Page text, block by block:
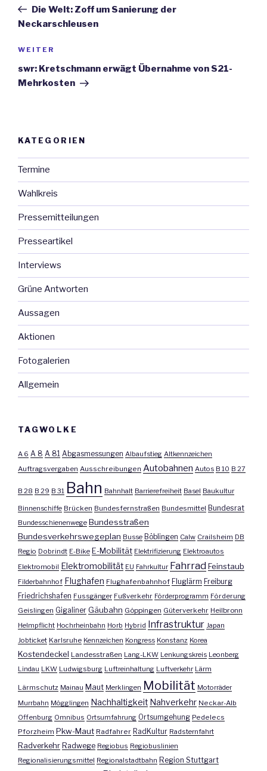
Beitrag
Die Welt: Zoff um Sanierung der
Neckarschleusen
Nächster
Beitrag
WEITER
swr: Kretschmann erwägt Übernahme von S21-
Mehrkosten
KATEGORIEN
Termine
Wahlkreis
Pressemitteilungen
Presseartikel
Interviews
Grüne Antworten
Aussagen
Aktionen
Fotogalerien
Allgemein
TAGWOLKE
A 6 A 8 A 81 Abgasmessungen Albaufstieg Altkennzeichen
Auftragsvergaben Ausschreibungen Autobahnen Autos B 10 B 27
B 28 B 29 B 31 Bahn Bahnhalt Barrierefreiheit Basel Baukultur
Binnenschiffe Brücken Bundesfernstraßen Bundesmittel Bundesrat
Bundesschienenwege Bundesstraßen
Bundesverkehrswegeplan Busse Böblingen Calw Crailsheim DB
Regio Dobrindt E-Bike E-Mobilität Elektrifizierung Elektroautos
Elektromobil Elektromobilität EU Fahrkultur FahrradFeinstaub
Filderbahnhof Flughafen Flughafenbahnhof Fluglärm Freiburg
Friedrichshafen Fussgänger Fußverkehr Förderprogramm Förderung
Geislingen Gigaliner Gäubahn Göppingen Güterverkehr Heilbronn
Helmpflicht Hochrheinbahn Horb Hybrid Infrastruktur Japan
Jobticket Karlsruhe Kennzeichen Kongress Konstanz Korea
Kostendeckel Landesstraßen Lang-LKW Lenkungskreis Leonberg
Lindau LKW Ludwigsburg Luftreinhaltung Luftverkehr Lärm
Lärmschutz Mainau Maut Merklingen Mobilität Motorräder
Murrbahn Mögglingen Nachhaltigkeit Nahverkehr Neckar-Alb
Offenburg Omnibus Ortsumfahrung Ortsumgehung Pedelecs
Pforzheim Pkw-Maut Radfahrer RadKultur Radsternfahrt
Radverkehr Radwege Regiobus Regiobuslinien
Regionalisierungsmittel Regionalstadtbahn Region Stuttgart